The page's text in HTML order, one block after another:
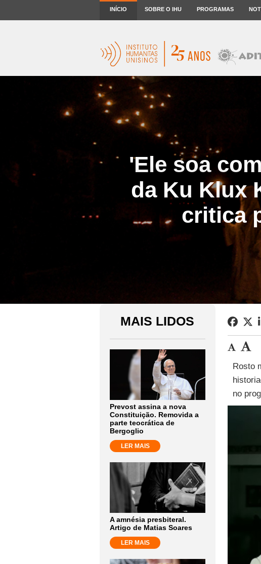
INÍCIO SOBRE O IHU PROGRAMAS
'Ele soa
da Ku Klux
critica
MAIS LIDOS
Prevost assina a nova
Constituição. Removida a
parte teocrática de
Bergoglio
LER MAIS
A amnésia presbiteral.
Artigo de Matias Soares
LER MAIS
Rosto
no